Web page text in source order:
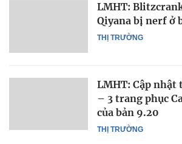
THỊ TRƯỜNG
LMHT:
Qiyana bị nerf ở
THỊ TRƯỜNG
LMHT: Cập nhật
– 3 trang phục
của bản 9.20